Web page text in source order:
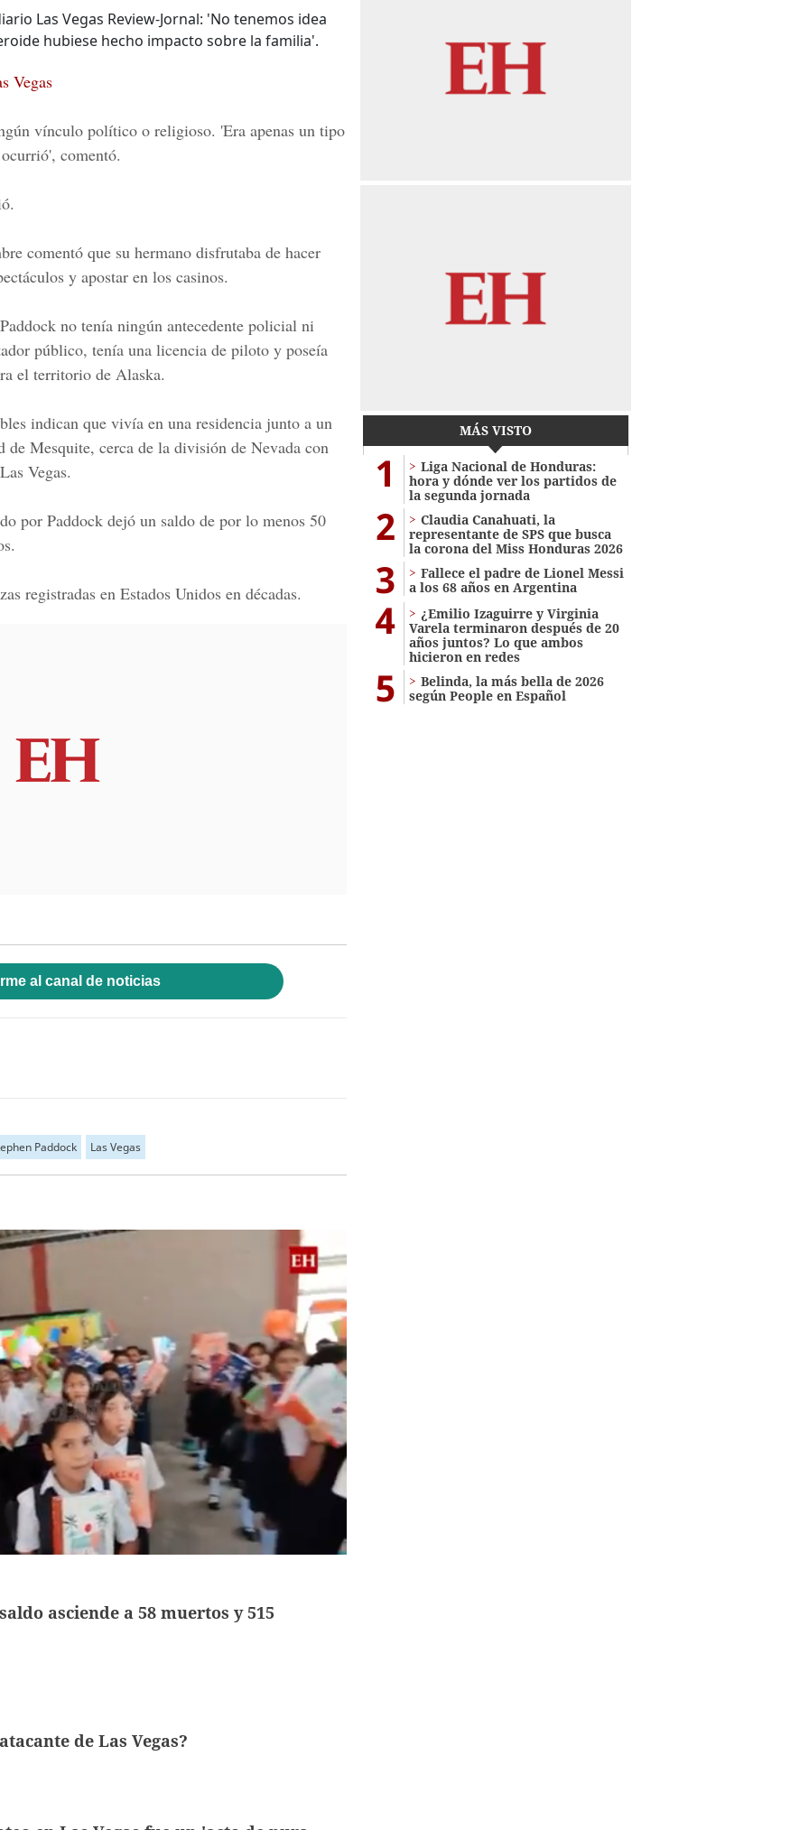
Las Vegas Review-Jornal: 'No tenemos idea
hubiese hecho impacto sobre la familia'.
Vegas
vínculo político o religioso. 'Era apenas un tipo
comentó.
comentó que su hermano disfrutaba de hacer
y apostar en los casinos.
no tenía ningún antecedente policial ni
público, tenía una licencia de piloto y poseía
el territorio de Alaska.
indican que vivía en una residencia junto a un
de Mesquite, cerca de la división de Nevada con
Vegas.
por Paddock dejó un saldo de por lo menos 50
registradas en Estados Unidos en décadas.
al canal de noticias
Paddock Las Vegas
asciende a 58 muertos y 515
de Las Vegas?
MÁS VISTO
1
Liga Nacional de Honduras:
hora y dónde ver los partidos de
la segunda jornada
2
Claudia Canahuati, la
representante de SPS que busca
la corona del Miss Honduras 2026
3
Fallece el padre de Lionel Messi
a los 68 años en Argentina
4
¿Emilio Izaguirre y Virginia
Varela terminaron después de 20
años juntos? Lo que ambos
hicieron en redes
5
Belinda, la más bella de 2026
según People en Español